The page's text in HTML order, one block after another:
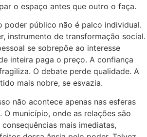
o espaço antes que outro o faça.
poder público não é palco individual.
instrumento de transformação social.
se sobrepõe ao interesse
inteira paga o preço. A confiança
O debate perde qualidade. A
mais nobre, se esvazia.
não acontece apenas nas esferas
O município, onde as relações são
mais imediatas,